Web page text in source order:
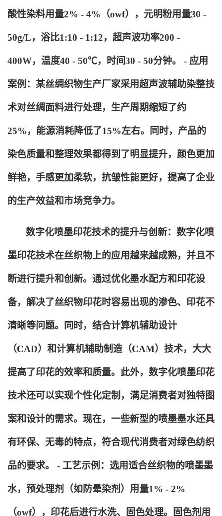
酸性染料用量2% - 4%（owf），元明粉用量30 -
50g/L，浴比1:10 - 1:12，超声波功率200 -
400W，温度40 - 50℃，时间30 - 50分钟。 - 应用
案例：某丝绸织物生产厂家采用超声波辅助染整技
术对丝绸面料进行处理，生产周期缩短了约
25%，能源消耗降低了15%左右。同时，产品的
染色质量和整理效果都得到了明显提升，颜色更加
鲜艳，手感更加柔软，抗皱性能更好，提高了企业
的生产效益和市场竞争力。
数字化喷墨印花技术的提升与创新：数字化喷
墨印花技术在丝织物上的应用越来越成熟，并且不
断进行提升和创新。通过优化墨水配方和印花设
备，解决了丝织物印花时容易出现的渗色、印花不
清晰等问题。同时，结合计算机辅助设计
（CAD）和计算机辅助制造（CAM）技术，大大
提高了印花的效率和质量。此外，数字化喷墨印花
技术还可以实现个性化定制，满足消费者对独特图
案和设计的需求。现在，一些新型的喷墨墨水还具
有环保、无毒的特点，符合现代消费者对绿色纺织
品的要求。 - 工艺示例：选用适合丝织物的喷墨墨
水，预处理剂（如防晕染剂）用量1% - 2%
（owf），印花后进行水洗、固色处理。固色剂用